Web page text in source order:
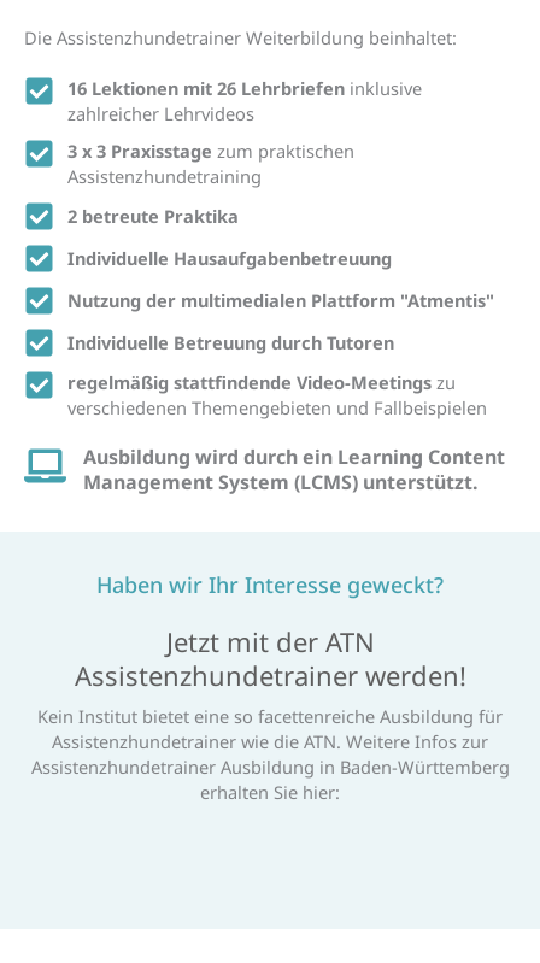
Die Assistenzhundetrainer Weiterbildung beinhaltet:
16 Lektionen mit 26 Lehrbriefen inklusive
zahlreicher Lehrvideos
3 x 3 Praxisstage zum praktischen
Assistenzhundetraining
2 betreute Praktika
Individuelle Hausaufgabenbetreuung
Nutzung der multimedialen Plattform "Atmentis"
Individuelle Betreuung durch Tutoren
regelmäßig stattfindende Video-Meetings zu
verschiedenen Themengebieten und Fallbeispielen
Ausbildung wird durch ein Learning Content
Management System (LCMS) unterstützt.
Haben wir Ihr Interesse geweckt?
Jetzt mit der ATN
Assistenzhundetrainer werden!
Kein Institut bietet eine so facettenreiche Ausbildung für
Assistenzhundetrainer wie die ATN. Weitere Infos zur
Assistenzhundetrainer Ausbildung in Baden-Württemberg
erhalten Sie hier: